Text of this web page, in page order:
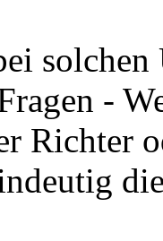
solchen
-
Richter